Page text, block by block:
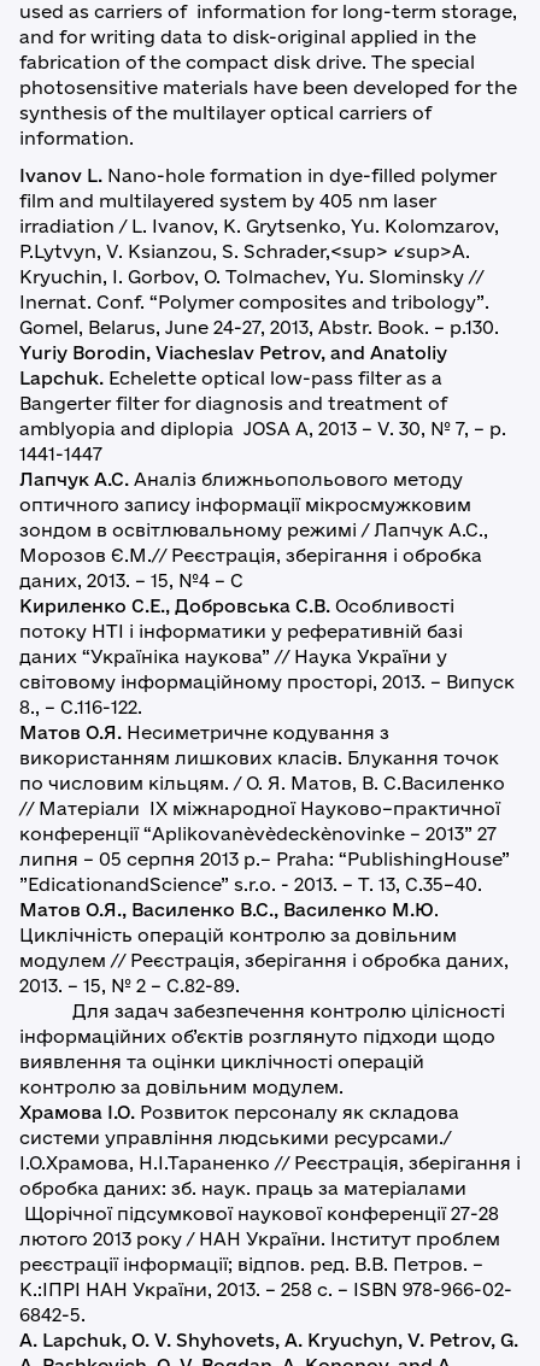
used as carriers of information for long-term storage,
and for writing data to disk-original applied in the
fabrication of the compact disk drive. The special
photosensitive materials have been developed for the
synthesis of the multilayer optical carriers of
information.
Ivanov L. Nano-hole formation in dye-filled polymer
film and multilayered system by 405 nm laser
irradiation / L. Ivanov, K. Grytsenko, Yu. Kolomzarov,
P.Lytvyn, V. Ksianzou, S. Schrader,<sup> </sup>A.
Kryuchin, I. Gorbov, O. Tolmachev, Yu. Slominsky //
Inernat. Conf. “Polymer composites and tribology”.
Gomel, Belarus, June 24-27, 2013, Abstr. Book. – p.130.
Yuriy Borodin, Viacheslav Petrov, and Anatoliy
Lapchuk. Echelette optical low-pass filter as a
Bangerter filter for diagnosis and treatment of
amblyopia and diplopia JOSA A, 2013 – V. 30, № 7, – p.
1441-1447
Лапчук А.С. Аналіз ближньопольового методу
оптичного запису інформації мікросмужковим
зондом в освітлювальному режимі / Лапчук А.С.,
Морозов Є.М.// Реєстрація, зберігання і обробка
даних, 2013. – 15, №4 – С
Кириленко С.Е., Добровська С.В. Особливості
потоку НТІ і інформатики у реферативній базі
даних “Україніка наукова” // Наука України у
світовому інформаційному просторі, 2013. – Випуск
8., – С.116-122.
Матов О.Я. Несиметричне кодування з
використанням лишкових класів. Блукання точок
по числовим кільцям. / О. Я. Матов, В. С.Василенко
// Матеріали ІХ міжнародної Науково–практичної
конференції “Aplikovanѐvѐdeckѐnovinke – 2013” 27
липня – 05 серпня 2013 р.– Praha: “PublishingHouse”
”EdicationandScience” s.r.o. - 2013. – Т. 13, С.35–40.
Матов О.Я., Василенко В.С., Василенко М.Ю.
Циклічність операцій контролю за довільним
модулем // Реєстрація, зберігання і обробка даних,
2013. – 15, № 2 – С.82-89.
Для задач забезпечення контролю цілісності
інформаційних об’єктів розглянуто підходи щодо
виявлення та оцінки циклічності операцій
контролю за довільним модулем.
Храмова І.О. Розвиток персоналу як складова
системи управління людськими ресурсами./
І.О.Храмова, Н.І.Тараненко // Реєстрація, зберігання і
обробка даних: зб. наук. праць за матеріалами
Щорічної підсумкової наукової конференції 27-28
лютого 2013 року / НАН України. Інститут проблем
реєстрації інформації; відпов. ред. В.В. Петров. –
К.:ІПРІ НАН України, 2013. – 258 с. – ISBN 978-966-02-
6842-5.
A. Lapchuk, O. V. Shyhovets, A. Kryuchyn, V. Petrov, G.